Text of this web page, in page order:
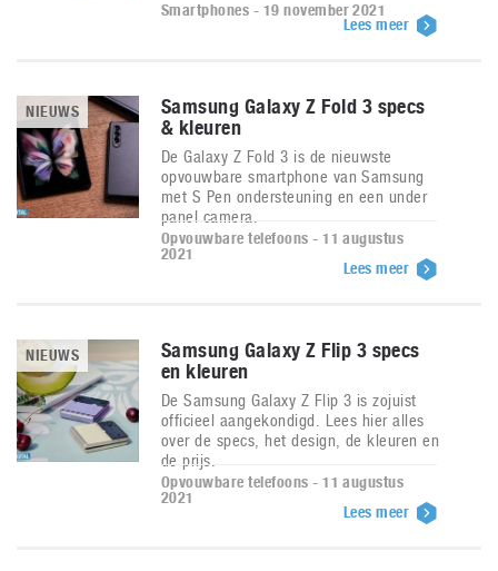
Smartphones - 19 november 2021
Lees meer
NIEUWS
Samsung Galaxy Z Fold 3 specs
& kleuren
De Galaxy Z Fold 3 is de nieuwste
opvouwbare smartphone van Samsung
met S Pen ondersteuning en een under
panel camera.
Opvouwbare telefoons - 11 augustus
2021
Lees meer
NIEUWS
Samsung Galaxy Z Flip 3 specs
en kleuren
De Samsung Galaxy Z Flip 3 is zojuist
officieel aangekondigd. Lees hier alles
over de specs, het design, de kleuren en
de prijs.
Opvouwbare telefoons - 11 augustus
2021
Lees meer